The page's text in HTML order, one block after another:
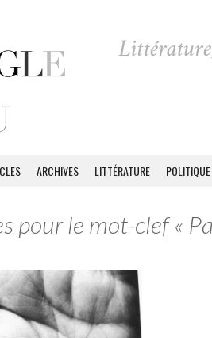
ARCHIVES LITTÉRATURE POLITIQUE
pour le mot-clef «